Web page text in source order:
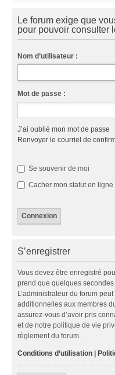
Le forum exige que
pour pouvoir consulter
Nom d’utilisateur :
Mot de passe :
J’ai oublié mon mot de passe
Renvoyer le courriel de
Se souvenir de moi
Cacher mon statut en
S’enregistrer
Vous devez être enregistré
prend que quelques
L’administrateur du forum
additionnelles aux membres
assurez-vous d’avoir pris
et de notre politique de vie
règlement du forum.
Conditions d’utilisation